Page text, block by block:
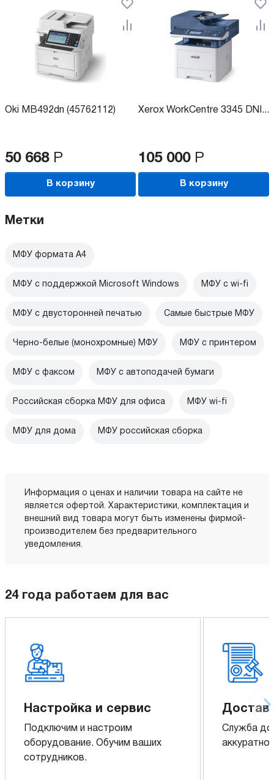
Oki MB492dn (45762112)
50 668 Р
В корзину
Xerox WorkCentre 3345 DNI...
105 000 Р
В корзину
Метки
МФУ формата А4
МФУ с поддержкой Microsoft Windows МФУ c wi-fi
МФУ с двусторонней печатью Самые быстрые МФУ
Черно-белые (монохромные) МФУ МФУ с принтером
МФУ с факсом МФУ с автоподачей бумаги
Российская сборка МФУ для офиса МФУ wi-fi
МФУ для дома МФУ российская сборка
Информация о ценах и наличии товара на сайте не
является офертой. Характеристики, комплектация и
внешний вид товара могут быть изменены фирмой-
производителем без предварительного
уведомления.
24 года работаем для вас
Настройка и сервис
Подключим и настроим
оборудование. Обучим ваших
сотрудников.
Служба
аккуратно